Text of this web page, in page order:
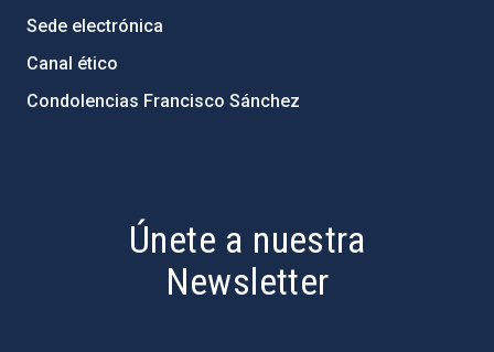
Sede electrónica
Canal ético
Condolencias Francisco Sánchez
Únete a nuestra
Newsletter